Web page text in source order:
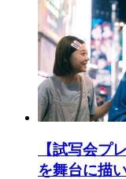
【試写会プ
を舞台に描